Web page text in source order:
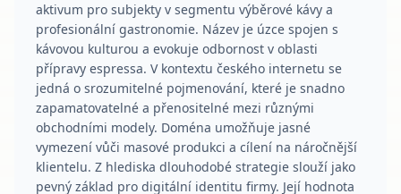
aktivum pro subjekty v segmentu výběrové kávy a
profesionální gastronomie. Název je úzce spojen s
kávovou kulturou a evokuje odbornost v oblasti
přípravy espressa. V kontextu českého internetu se
jedná o srozumitelné pojmenování, které je snadno
zapamatovatelné a přenositelné mezi různými
obchodními modely. Doména umožňuje jasné
vymezení vůči masové produkci a cílení na náročnější
klientelu. Z hlediska dlouhodobé strategie slouží jako
pevný základ pro digitální identitu firmy. Její hodnota